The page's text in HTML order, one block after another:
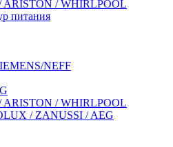
ARISTON / WHIRLPOOL
питания
NEFF
ARISTON / WHIRLPOOL
/ ZANUSSI / AEG